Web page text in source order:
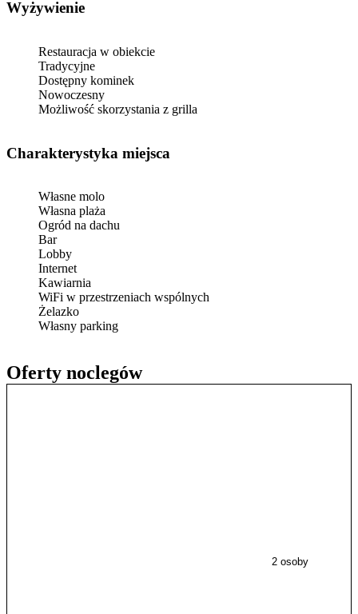
Oferty noclegów
2 osoby
Wyżywienie
Restauracja w obiekcie
Tradycyjne
Dostępny kominek
Nowoczesny
Możliwość skorzystania z grilla
Charakterystyka miejsca
Własne molo
Własna plaża
Ogród na dachu
Bar
Lobby
Internet
Kawiarnia
WiFi w przestrzeniach wspólnych
Żelazko
Własny parking